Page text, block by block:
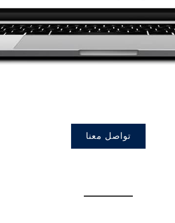
تواصل معنا